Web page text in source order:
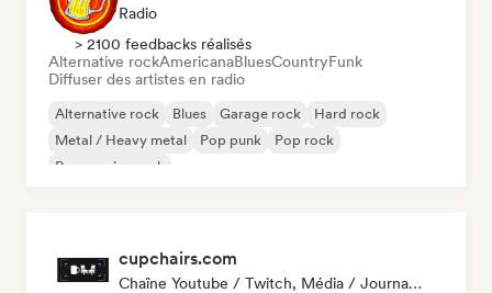
Radio
> 2100 feedbacks réalisés
Alternative rockAmericanaBluesCountryFunk
Diffuser des artistes en radio
Alternative rock Blues Garage rock
Hard rock
Metal / Heavy metal
Pop punk
Pop rock
Progressive rock
cupchairs.com
Chaîne Youtube / Twitch, Média / Journaliste